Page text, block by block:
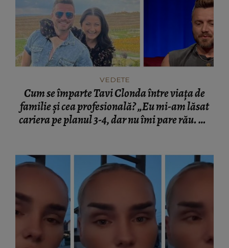
VEDETE
Cum se împarte Tavi Clonda între viața de
familie și cea profesională? „Eu mi-am lăsat
cariera pe planul 3-4, dar nu îmi pare rău. Mi